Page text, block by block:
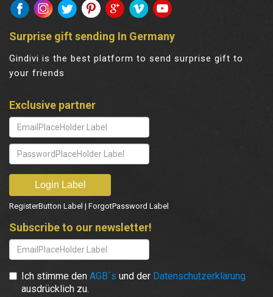
Surprise gift sending In Germany
Gindivi is the best platform to send surprise gift to
your friends
Exclusive partner
RegisterButton Label | ForgotPassword Label
Subscribe to our newsletter!
Ich stimme den AGB´s und der Datenschutzerklärung
ausdrücklich zu.